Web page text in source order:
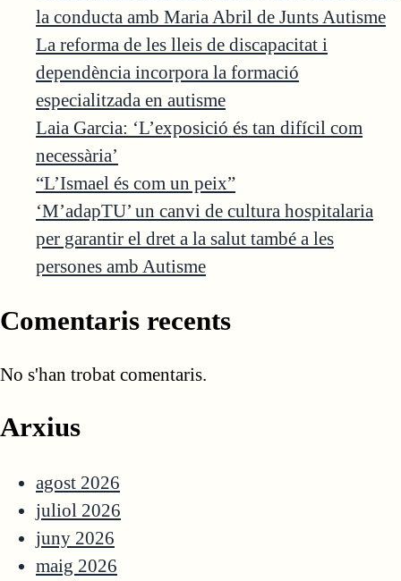
la conducta amb Maria Abril de Junts Autisme
La reforma de les lleis de discapacitat i
dependència incorpora la formació
especialitzada en autisme
Laia Garcia: ‘L’exposició és tan difícil com
necessària’
“L’Ismael és com un peix”
‘M’adapTU’ un canvi de cultura hospitalaria
per garantir el dret a la salut també a les
persones amb Autisme
Comentaris recents
No s'han trobat comentaris.
Arxius
agost 2026
juliol 2026
juny 2026
maig 2026